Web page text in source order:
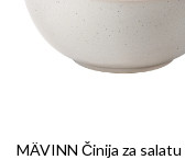
MÄVINN Činija za salatu